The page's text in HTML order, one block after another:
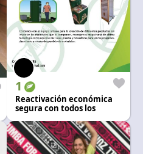
1
Reactivación económica
segura con todos los